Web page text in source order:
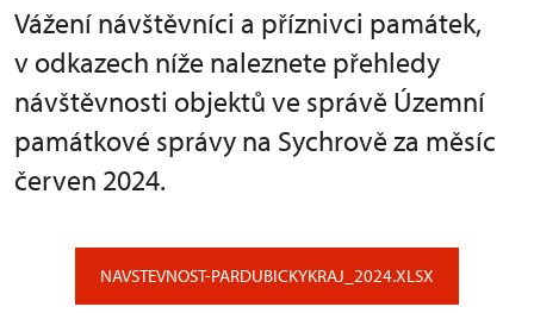
Vážení návštěvníci a příznivci památek,
v odkazech níže naleznete přehledy
návštěvnosti objektů ve správě Územní
památkové správy na Sychrově za měsíc
červen 2024.
NAVSTEVNOST-PARDUBICKYKRAJ_2024.XLSX